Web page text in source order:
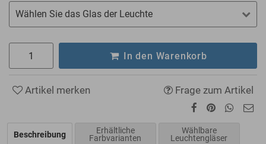
Wählen Sie das Glas der Leuchte
In den Warenkorb
Artikel merken Frage zum Artikel
Beschreibung
Erhältliche
Farbvarianten
Wählbare
Leuchtengläser